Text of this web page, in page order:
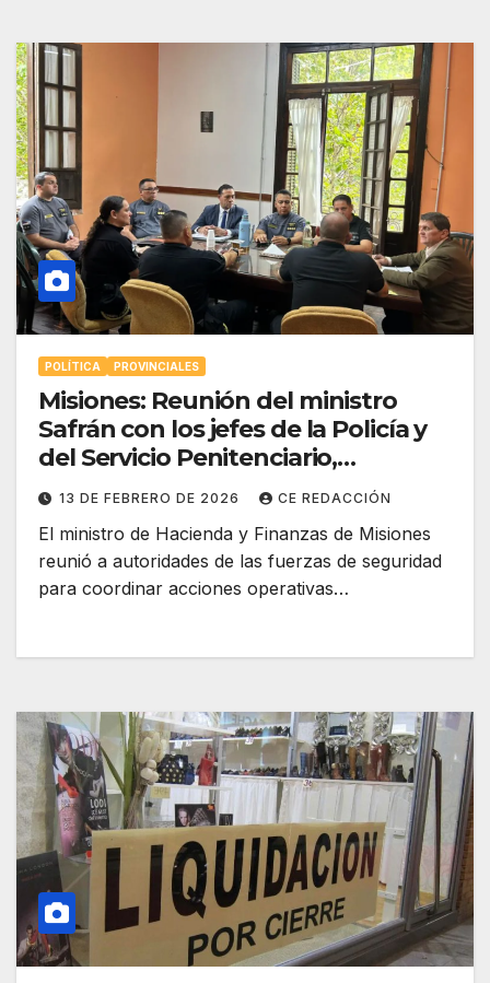
POLÍTICA PROVINCIALES
Misiones: Reunión del ministro
Safrán con los jefes de la Policía y
del Servicio Penitenciario,
provinciales
13 DE FEBRERO DE 2026 CE REDACCIÓN
El ministro de Hacienda y Finanzas de Misiones
reunió a autoridades de las fuerzas de seguridad
para coordinar acciones operativas…